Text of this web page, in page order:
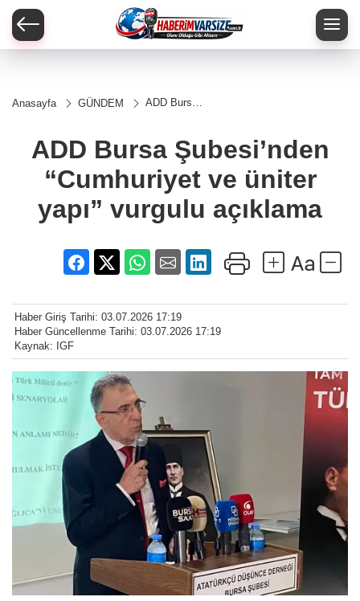
Anasayfa GÜNDEM
ADD Bursa
ve üniter
yapı”
açıklama
ADD Bursa Şubesi’nden
“Cumhuriyet ve üniter
yapı” vurgulu açıklama
Haber Giriş Tarihi: 03.07.2026 17:19
Haber Güncellenme Tarihi: 03.07.2026 17:19
Kaynak: IGF